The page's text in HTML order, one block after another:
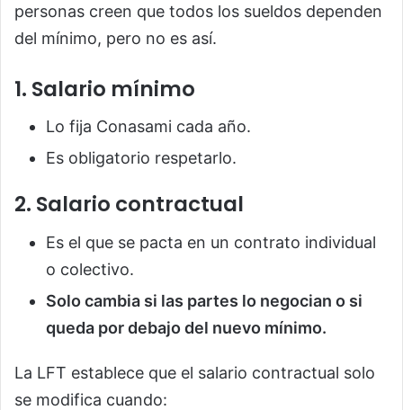
personas creen que todos los sueldos dependen
del mínimo, pero no es así.
1. Salario mínimo
Lo fija Conasami cada año.
Es obligatorio respetarlo.
2. Salario contractual
Es el que se pacta en un contrato individual
o colectivo.
Solo cambia si las partes lo negocian o si
queda por debajo del nuevo mínimo.
La LFT establece que el salario contractual solo
se modifica cuando: